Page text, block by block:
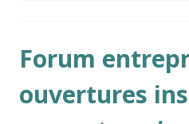
Forum
ouvertures